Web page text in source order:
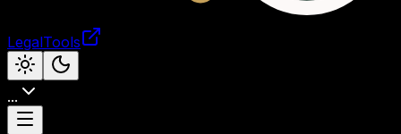
LegalTools
...
Загрузка аккаунта